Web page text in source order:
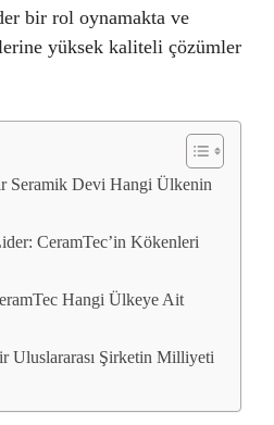
bir rol oynamakta ve
yüksek kaliteli çözümler
Seramik Devi Hangi Ülkenin
CeramTec’in Kökenleri
Hangi Ülkeye Ait
Uluslararası Şirketin Milliyeti